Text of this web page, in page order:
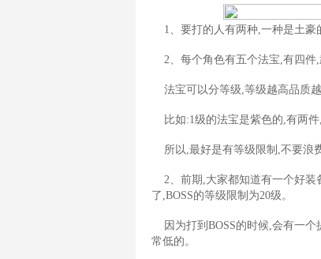
1、要打的人有两种,一种是土豪
2、每个角色有五个法宝,有四件,
法宝可以分等级,等级越高品质越
比如:1级的法宝是紫色的,有两件,
所以,最好是有等级限制,不要浪
2、前期,大家都知道有一个好装
了,BOSS的等级限制为20级。
因为打到BOSS的时候,会有一个
常低的。